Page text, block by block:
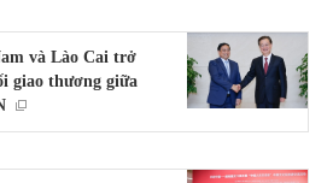
và Lào Cai trở
giao thương giữa